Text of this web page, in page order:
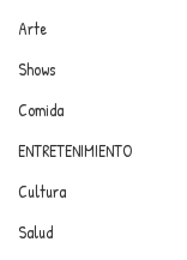
Arte
Shows
Comida
ENTRETENIMIENTO
Cultura
Salud